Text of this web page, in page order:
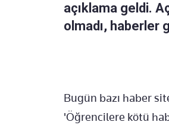
açıklama geldi.
olmadı, haberler
Bugün bazı haber
'Öğrencilere kötü